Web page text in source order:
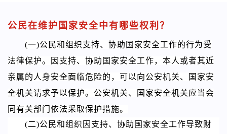
公民在维护国家安全中有哪些权利？
(一)公民和组织支持、协助国家安全工作的行为受
法律保护。因支持、协助国家安全工作，本人或者其近
亲属的人身安全面临危险的，可以向公安机关、国家安
全机关请求予以保护。公安机关、国家安全机关应当会
同有关部门依法采取保护措施。
(二)公民和组织因支持、协助国家安全工作导致财